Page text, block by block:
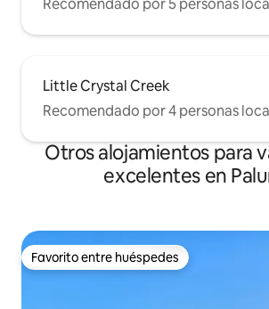
Recomendado por 5 personas
Little Crystal Creek
Recomendado por 4 personas
Otros alojamientos para
excelentes en
Favorito entre huéspedes
Favorito entre huéspedes